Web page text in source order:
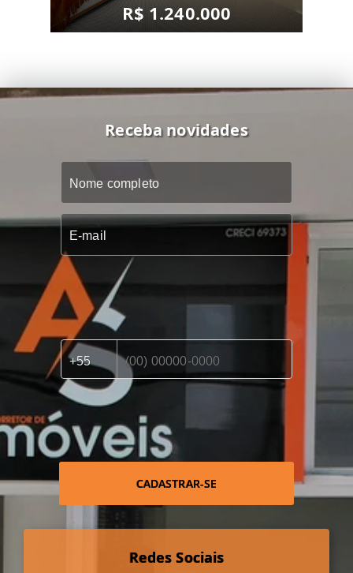
R$ 1.240.000
Receba novidades
CADASTRAR-SE
Redes Sociais